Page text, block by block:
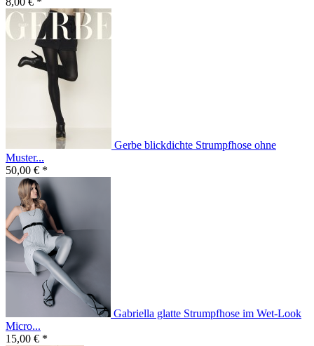
Gerbe blickdichte Strumpfhose ohne
Muster...
50,00 € *
Gabriella glatte Strumpfhose im Wet-Look
Micro...
15,00 € *